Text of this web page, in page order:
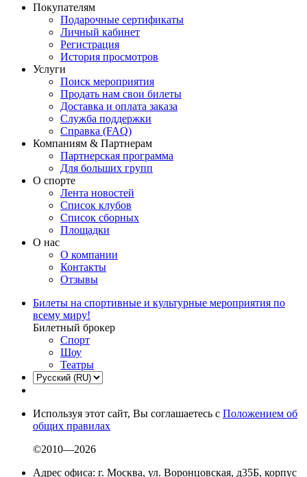
Покупателям
Подарочные сертификаты
Личный кабинет
Регистрация
История просмотров
Услуги
Поиск мероприятия
Продать нам свои билеты
Доставка и оплата заказа
Служба поддержки
Справка (FAQ)
Компаниям & Партнерам
Партнерская программа
Для больших групп
О спорте
Лента новостей
Список клубов
Список сборных
Площадки
О нас
О компании
Контакты
Отзывы
Билеты на спортивные и культурные мероприятия по
всему миру!
Билетный брокер
Спорт
Шоу
Театры
Используя этот сайт, Вы соглашаетесь с Положением об
общих правилах
©2010—2026
Адрес офиса: г. Москва, ул. Воронцовская, д35Б, корпус